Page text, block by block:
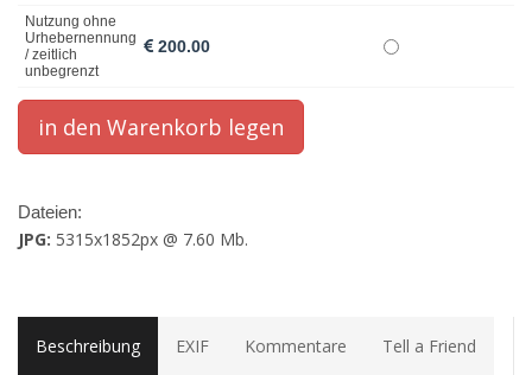
Nutzung ohne
Urhebernennung
/ zeitlich
unbegrenzt
200.00
Dateien:
JPG: 5315x1852px @ 7.60 Mb.
Beschreibung EXIF Kommentare Tell a Friend